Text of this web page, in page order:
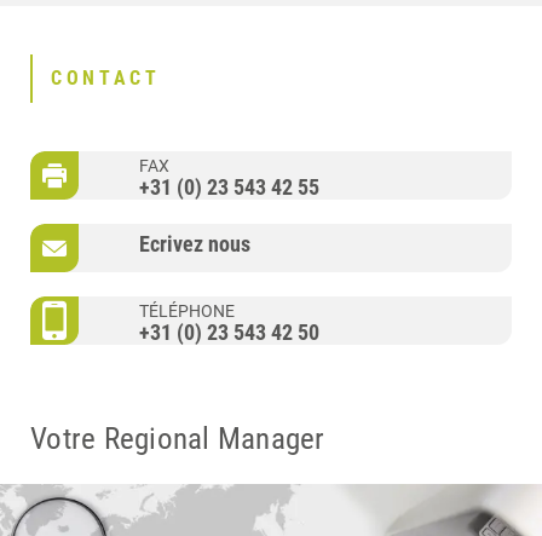
CONTACT
FAX
+31 (0) 23 543 42 55
Ecrivez nous
TÉLÉPHONE
+31 (0) 23 543 42 50
Votre Regional Manager